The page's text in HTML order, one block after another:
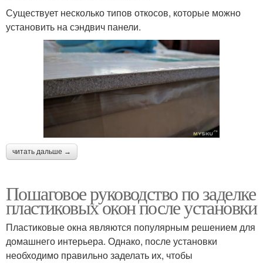
Существует несколько типов откосов, которые можно
установить на сэндвич панели.
читать дальше →
Пошаговое руководство по заделке
пластиковых окон после установки
Пластиковые окна являются популярным решением для
домашнего интерьера. Однако, после установки
необходимо правильно заделать их, чтобы